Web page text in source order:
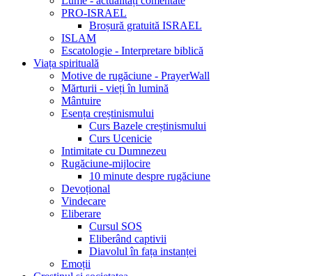
PRO-ISRAEL
Broșură gratuită ISRAEL
ISLAM
Escatologie - Interpretare biblică
Viața spirituală
Motive de rugăciune - PrayerWall
Mărturii - vieți în lumină
Mântuire
Esența creștinismului
Curs Bazele creștinismului
Curs Ucenicie
Intimitate cu Dumnezeu
Rugăciune-mijlocire
10 minute despre rugăciune
Devoțional
Vindecare
Eliberare
Cursul SOS
Eliberând captivii
Diavolul în fața instanței
Emoții